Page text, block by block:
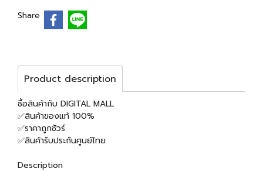
Share
Product description
ซื้อสินค้ากับ DIGITAL MALL
✅สินค้าของแท้ 100%
✅ราคาถูกชัวร์
✅สินค้ารับประกันศูนย์ไทย
Description